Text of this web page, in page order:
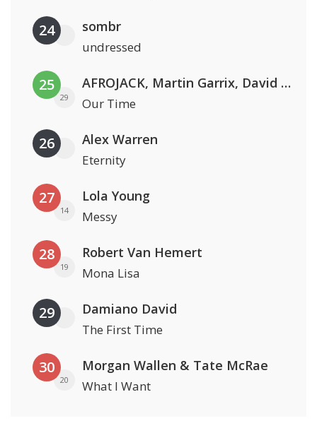
24 sombr
undressed
25
29
AFROJACK, Martin Garrix, David Guetta & Amél
Our Time
26 Alex Warren
Eternity
27
14
Lola Young
Messy
28
19
Robert Van Hemert
Mona Lisa
29 Damiano David
The First Time
30
20
Morgan Wallen & Tate McRae
What I Want